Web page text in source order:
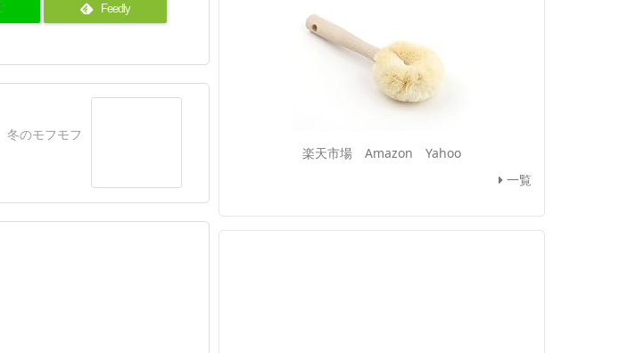
Feedly
冬のモフモフ
楽天市場 Amazon
Yahoo
一覧